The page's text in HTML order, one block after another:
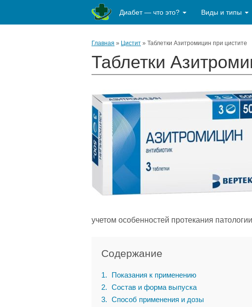
Диабет — что это? Виды и типы
Главная » Цистит » Таблетки Азитромицин при цистите
Таблетки
учетом особенностей протекания
Содержание
1
Показания к применению
2
Состав и форма выпуска
3
Способ применения и дозы